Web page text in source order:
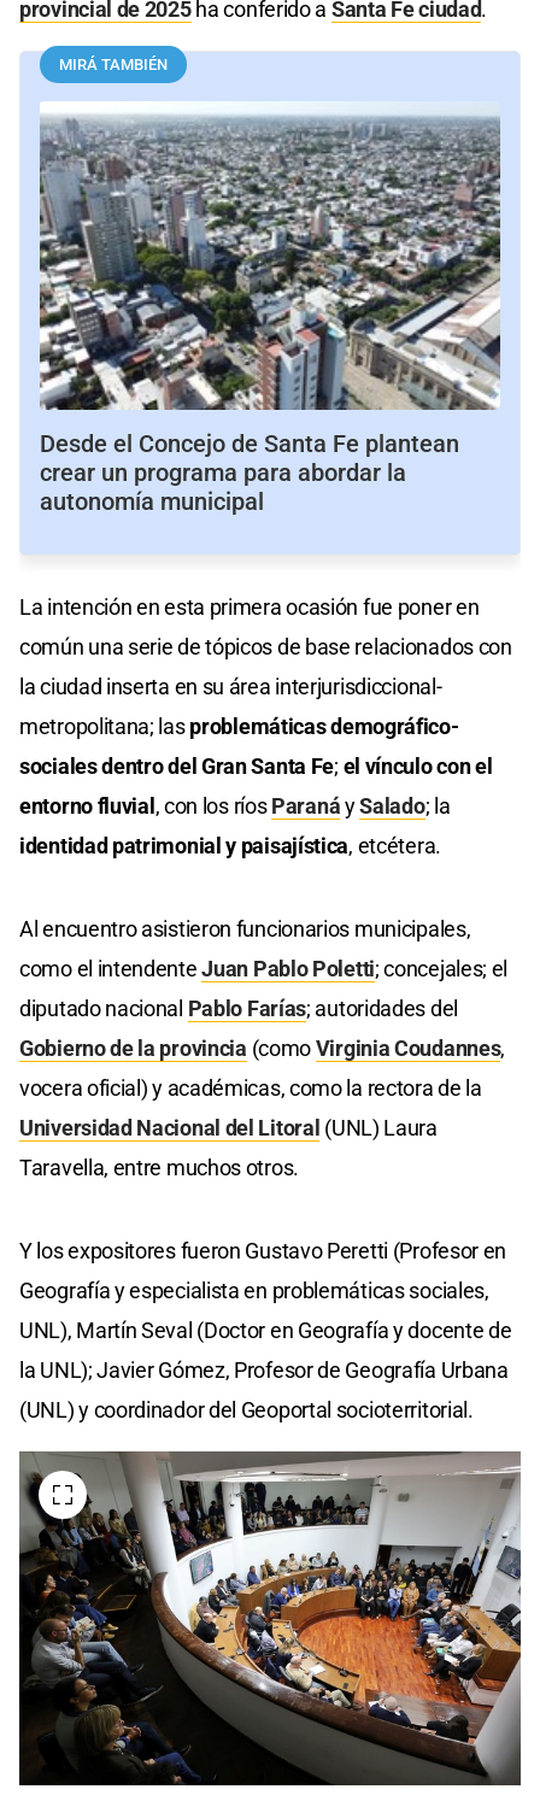
provincial de 2025ha conferido a Santa Fe ciudad.
MIRÁ TAMBIÉN
Desde el Concejo de Santa Fe plantean
crear un programa para abordar la
autonomía municipal
La intención en esta primera ocasión fue poner en
común una serie de tópicos de base relacionados con
la ciudad inserta en su área interjurisdiccional-
metropolitana; lasproblemáticas demográfico-
sociales dentro del Gran Santa Fe; el vínculo con el
entorno fluvial, con los ríosParanáySalado; la
identidad patrimonial y paisajística, etcétera.
Al encuentro asistieron funcionarios municipales,
como el intendenteJuan Pablo Poletti; concejales; el
diputado nacional Pablo Farías; autoridades del
Gobierno de la provincia (comoVirginia Coudannes,
vocera oficial) y académicas, como la rectora de la
Universidad Nacional del Litoral (UNL) Laura
Taravella, entre muchos otros.
Y los expositores fueron Gustavo Peretti (Profesor en
Geografía y especialista en problemáticas sociales,
UNL), Martín Seval (Doctor en Geografía y docente de
la UNL); Javier Gómez, Profesor de Geografía Urbana
(UNL) y coordinador del Geoportal socioterritorial.